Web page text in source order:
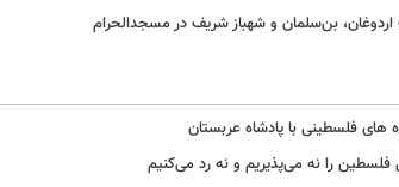
اردوغان، بن‌سلمان و شهباز شریف در مسجدالحرام
های فلسطینی با پادشاه عربستان
را نه می‌پذیریم و نه رد می‌کنیم